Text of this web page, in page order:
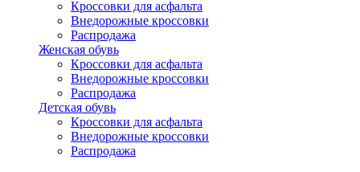
Кроссовки для асфальта
Внедорожные кроссовки
Распродажа
Женская обувь
Кроссовки для асфальта
Внедорожные кроссовки
Распродажа
Детская обувь
Кроссовки для асфальта
Внедорожные кроссовки
Распродажа